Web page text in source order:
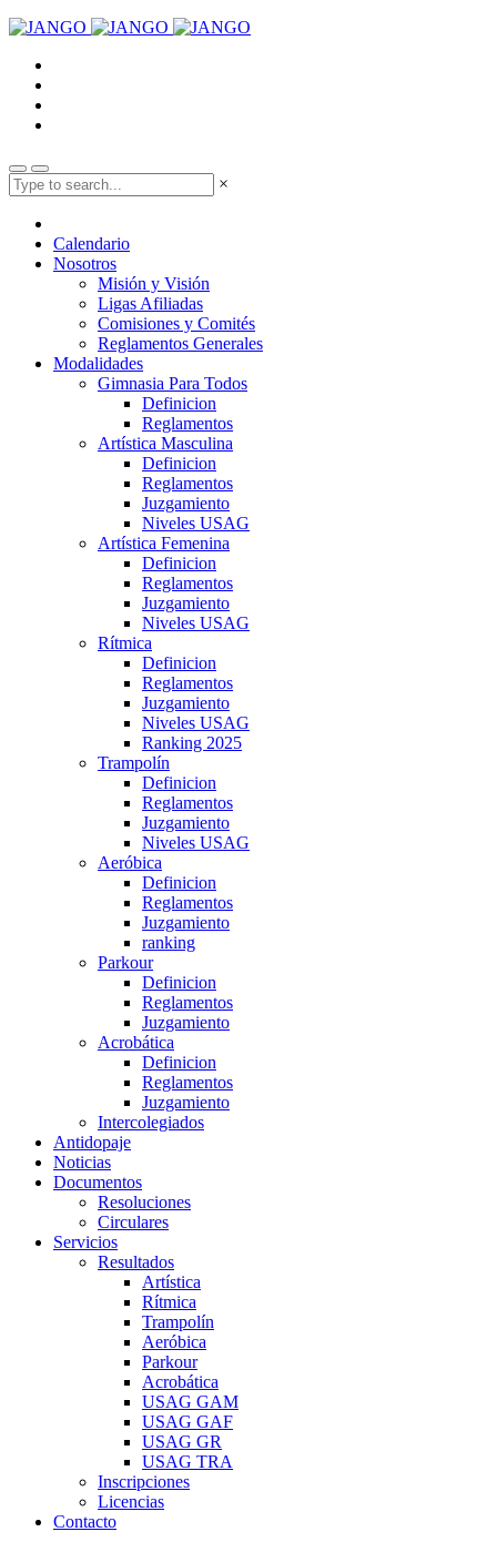
×
Calendario
Nosotros
Misión y Visión
Ligas Afiliadas
Comisiones y Comités
Reglamentos Generales
Modalidades
Gimnasia Para Todos
Definicion
Reglamentos
Artística Masculina
Definicion
Reglamentos
Juzgamiento
Niveles USAG
Artística Femenina
Definicion
Reglamentos
Juzgamiento
Niveles USAG
Rítmica
Definicion
Reglamentos
Juzgamiento
Niveles USAG
Ranking 2025
Trampolín
Definicion
Reglamentos
Juzgamiento
Niveles USAG
Aeróbica
Definicion
Reglamentos
Juzgamiento
ranking
Parkour
Definicion
Reglamentos
Juzgamiento
Acrobática
Definicion
Reglamentos
Juzgamiento
Intercolegiados
Antidopaje
Noticias
Documentos
Resoluciones
Circulares
Servicios
Resultados
Artística
Rítmica
Trampolín
Aeróbica
Parkour
Acrobática
USAG GAM
USAG GAF
USAG GR
USAG TRA
Inscripciones
Licencias
Contacto